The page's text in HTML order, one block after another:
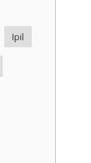
Ipil